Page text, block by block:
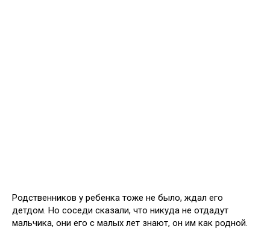
Родственников у ребенка тоже не было, ждал его
детдом. Но соседи сказали, что никуда не отдадут
мальчика, они его с малых лет знают, он им как родной.